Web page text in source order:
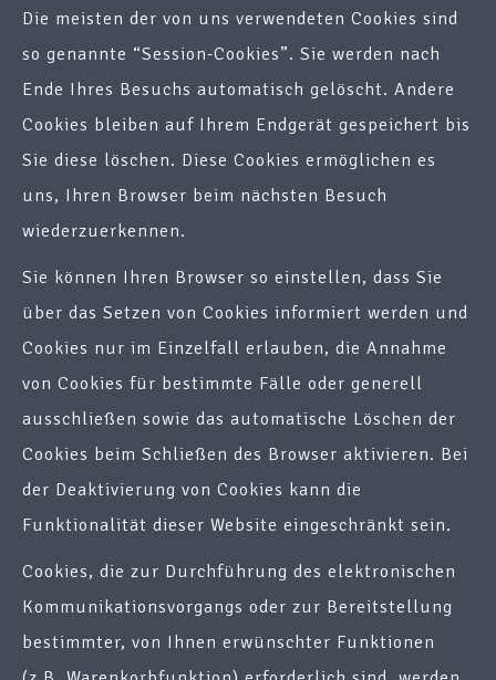
Die meisten der von uns verwendeten Cookies sind
so genannte “Session-Cookies”. Sie werden nach
Ende Ihres Besuchs automatisch gelöscht. Andere
Cookies bleiben auf Ihrem Endgerät gespeichert bis
Sie diese löschen. Diese Cookies ermöglichen es
uns, Ihren Browser beim nächsten Besuch
wiederzuerkennen.
Sie können Ihren Browser so einstellen, dass Sie
über das Setzen von Cookies informiert werden und
Cookies nur im Einzelfall erlauben, die Annahme
von Cookies für bestimmte Fälle oder generell
ausschließen sowie das automatische Löschen der
Cookies beim Schließen des Browser aktivieren. Bei
der Deaktivierung von Cookies kann die
Funktionalität dieser Website eingeschränkt sein.
Cookies, die zur Durchführung des elektronischen
Kommunikationsvorgangs oder zur Bereitstellung
bestimmter, von Ihnen erwünschter Funktionen